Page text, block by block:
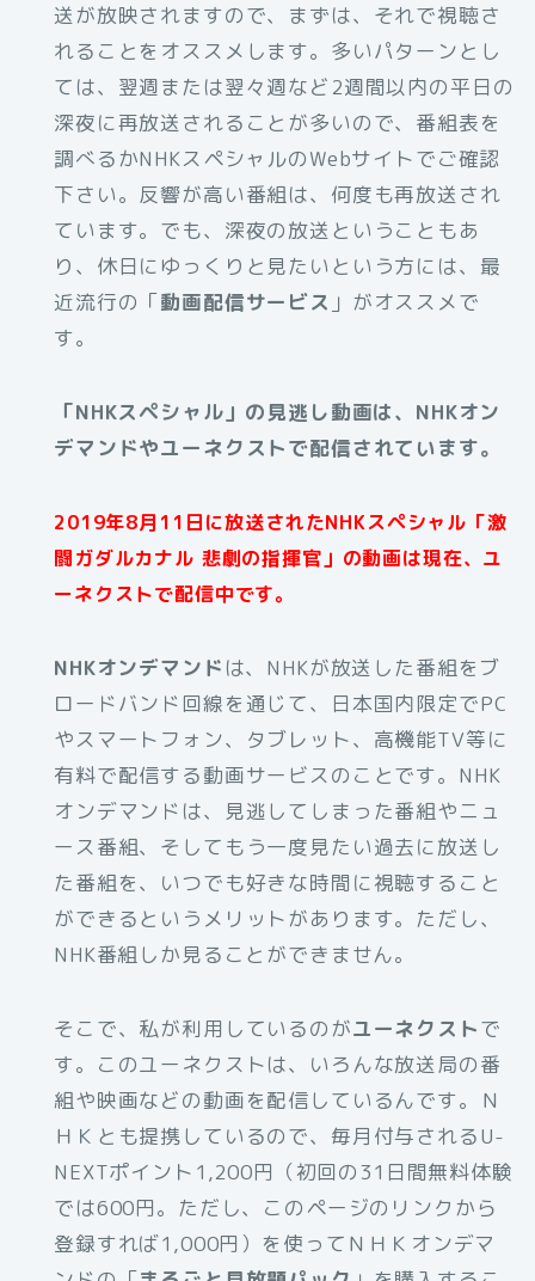
送が放映されますので、まずは、それで視聴さ
れることをオススメします。多いパターンとし
ては、翌週または翌々週など2週間以内の平日の
深夜に再放送されることが多いので、番組表を
調べるかNHKスペシャルのWebサイトでご確認
下さい。反響が高い番組は、何度も再放送され
ています。でも、深夜の放送ということもあ
り、休日にゆっくりと見たいという方には、最
近流行の「動画配信サービス 」がオススメで
す。
「NHKスペシャル」の見逃し動画は、NHKオン
デマンドやユーネクストで配信されています。
2019年8月11日に放送されたNHKスペシャル「激
闘ガダルカナル 悲劇の指揮官」の動画は現在、ユ
ーネクストで配信中です。
NHKオンデマンド は、NHKが放送した番組をブ
ロードバンド回線を通じて、日本国内限定でPC
やスマートフォン、タブレット、高機能TV等に
有料で配信する動画サービスのことです。NHK
オンデマンドは、見逃してしまった番組やニュ
ース番組、そしてもう一度見たい過去に放送し
た番組を、いつでも好きな時間に視聴すること
ができるというメリットがあります。ただし、
NHK番組しか見ることができません。
そこで、私が利用しているのがユーネクストで
す。このユーネクストは、いろんな放送局の番
組や映画などの動画を配信しているんです。Ｎ
ＨＫとも提携しているので、毎月付与されるU-
NEXTポイント1,200円（初回の31日間無料体験
では600円。ただし、このページのリンクから
登録すれば1,000円）を使ってＮＨＫオンデマ